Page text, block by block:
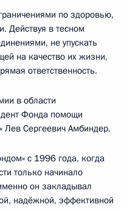
по здоровью,
Действуя в тесном
не упускать
на качество их жизни,
ответственность.
в области
Фонда помощи
Лев Сергеевич Амбиндер.
с 1996 года, когда
только начинало
он закладывал
надёжной, эффективной